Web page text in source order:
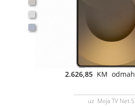
2.626,85 KM odmah
uz Moja TV Net S